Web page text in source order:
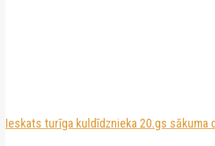
Ieskats turīga kuldīdznieka 20.gs sākuma